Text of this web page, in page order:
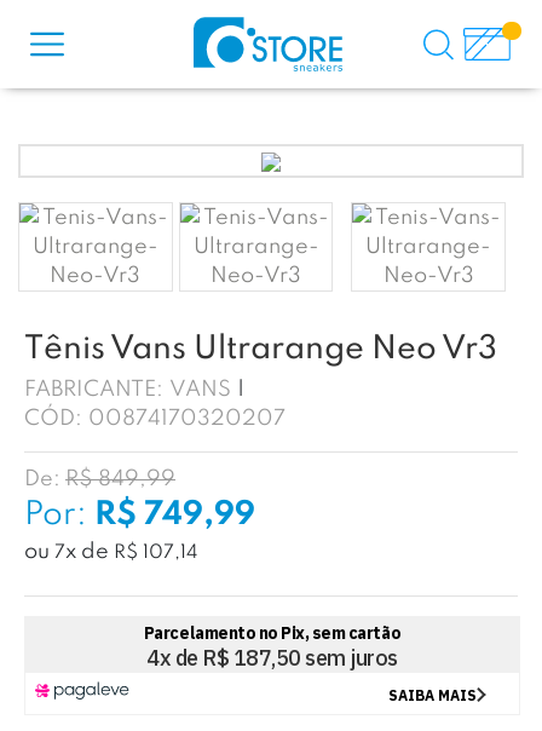
Tênis Vans Ultrarange Neo Vr3
FABRICANTE: VANS
CÓD: 00874170320207
De: R$ 849,99
Por: R$ 749,99
ou 7x de R$ 107,14